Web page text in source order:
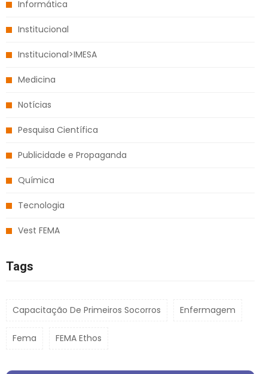
Informática
Institucional
Institucional>IMESA
Medicina
Notícias
Pesquisa Científica
Publicidade e Propaganda
Química
Tecnologia
Vest FEMA
Tags
Capacitação De Primeiros Socorros Enfermagem
Fema FEMA Ethos